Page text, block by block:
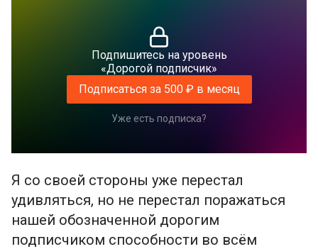
Подпишитесь на уровень
«Дорогой подписчик»
Подписаться за 500 ₽ в месяц
Уже есть подписка?
Я со своей стороны уже перестал
удивляться, но не перестал поражаться
нашей обозначенной дорогим
подписчиком способности во всём